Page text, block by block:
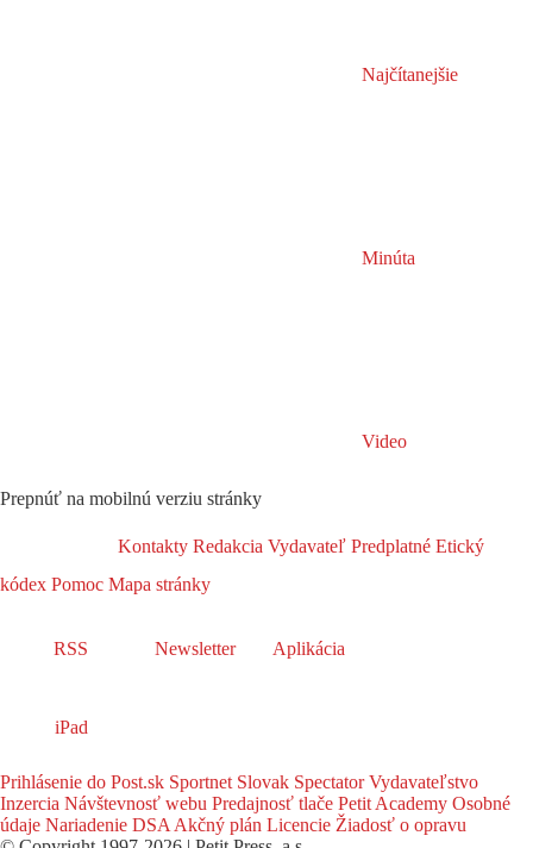
Najčítanejšie
Minúta
Video
Prepnúť na mobilnú verziu stránky
Kontakty Redakcia Vydavateľ Predplatné Etický
kódex Pomoc Mapa stránky
RSS Newsletter Aplikácia
iPad
Prihlásenie do Post.sk Sportnet Slovak SpectatorVydavateľstvo
Inzercia Návštevnosť webu Predajnosť tlače Petit Academy Osobné
údaje Nariadenie DSA Akčný plán Licencie Žiadosť o opravu